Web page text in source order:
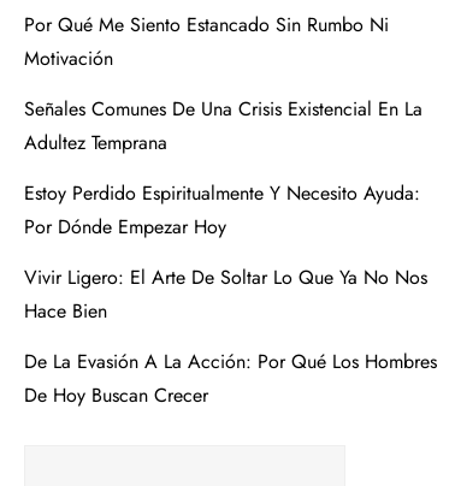
Por Qué Me Siento Estancado Sin Rumbo Ni
Motivación
Señales Comunes De Una Crisis Existencial En La
Adultez Temprana
Estoy Perdido Espiritualmente Y Necesito Ayuda:
Por Dónde Empezar Hoy
Vivir Ligero: El Arte De Soltar Lo Que Ya No Nos
Hace Bien
De La Evasión A La Acción: Por Qué Los Hombres
De Hoy Buscan Crecer